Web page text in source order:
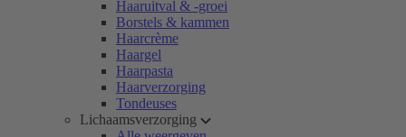
Haaruitval & -groei
Borstels & kammen
Haarcrème
Haargel
Haarpasta
Haarverzorging
Tondeuses
Lichaamsverzorging